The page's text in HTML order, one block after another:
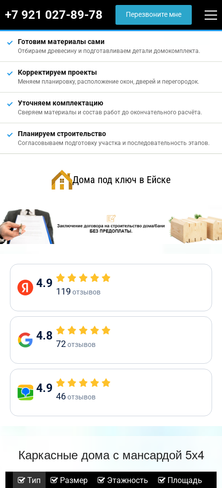
+7 921 027-89-78 Перезвоните мне
Готовим материалы сами
Отбираем древесину и подготавливаем детали домокомплекта.
Корректируем проекты
Меняем планировку, расположение окон, дверей и перегородок.
Уточняем комплектацию
Сверяем материалы и состав работ до окончательного расчёта.
Планируем строительство
Согласовываем подготовку участка и последовательность этапов.
Дома под ключ в Ейске
4.9
119 отзывов
4.8
72отзывов
4.9
46отзывов
Каркасные дома с мансардой 5х4
Тип Размер Этажность
Площадь